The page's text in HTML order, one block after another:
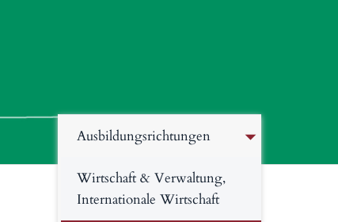
Ausbildungsrichtungen
Wirtschaft & Verwaltung,
Internationale Wirtschaft